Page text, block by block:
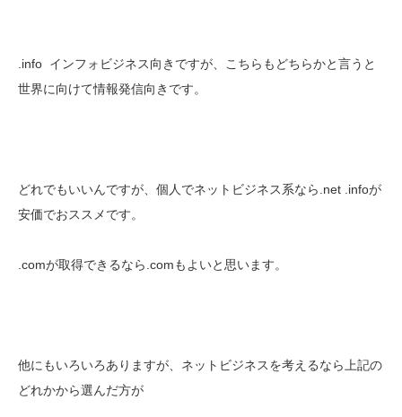
.info インフォビジネス向きですが、こちらもどちらかと言うと
世界に向けて情報発信向きです。
どれでもいいんですが、個人でネットビジネス系なら.net .infoが
安価でおススメです。
.comが取得できるなら.comもよいと思います。
他にもいろいろありますが、ネットビジネスを考えるなら上記の
どれかから選んだ方が